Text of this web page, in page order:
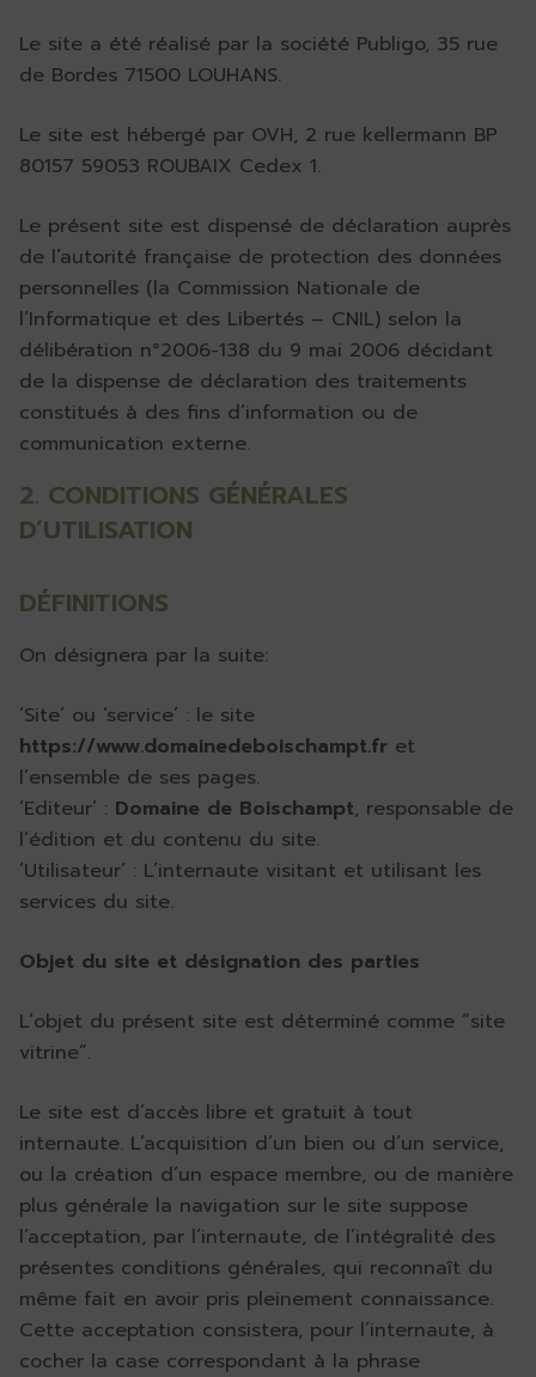
Le site a été réalisé par la société Publigo, 35 rue
de Bordes 71500 LOUHANS.
Le site est hébergé par OVH, 2 rue kellermann BP
80157 59053 ROUBAIX Cedex 1.
Le présent site est dispensé de déclaration auprès
de l’autorité française de protection des données
personnelles (la Commission Nationale de
l’Informatique et des Libertés – CNIL) selon la
délibération n°2006-138 du 9 mai 2006 décidant
de la dispense de déclaration des traitements
constitués à des fins d’information ou de
communication externe.
2. CONDITIONS GÉNÉRALES
D’UTILISATION
DÉFINITIONS
On désignera par la suite:
‘Site’ ou ‘service’ : le site
https://www.domainedeboischampt.fr et
l’ensemble de ses pages.
‘Editeur’ : Domaine de Boischampt, responsable de
l’édition et du contenu du site.
‘Utilisateur’ : L’internaute visitant et utilisant les
services du site.
Objet du site et désignation des parties
L’objet du présent site est déterminé comme “site
vitrine”.
Le site est d’accès libre et gratuit à tout
internaute. L’acquisition d’un bien ou d’un service,
ou la création d’un espace membre, ou de manière
plus générale la navigation sur le site suppose
l’acceptation, par l’internaute, de l’intégralité des
présentes conditions générales, qui reconnaît du
même fait en avoir pris pleinement connaissance.
Cette acceptation consistera, pour l’internaute, à
cocher la case correspondant à la phrase